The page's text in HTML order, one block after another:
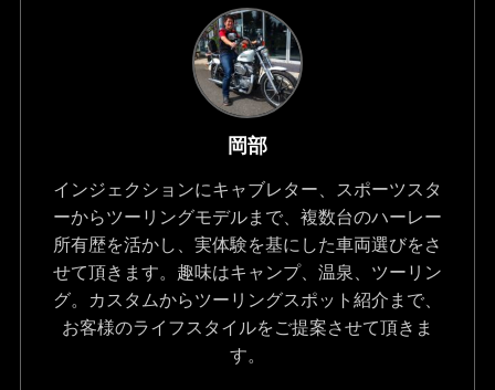
岡部
インジェクションにキャブレター、スポーツスタ
ーからツーリングモデルまで、複数台のハーレー
所有歴を活かし、実体験を基にした車両選びをさ
せて頂きます。趣味はキャンプ、温泉、ツーリン
グ。カスタムからツーリングスポット紹介まで、
お客様のライフスタイルをご提案させて頂きま
す。